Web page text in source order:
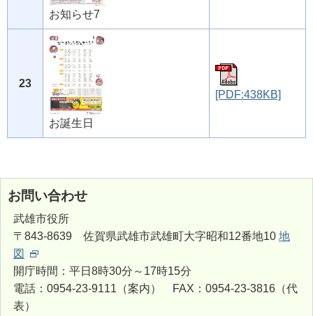
お知らせ7
23
お誕生日
[PDF:438KB]
お問い合わせ
武雄市役所
〒843-8639 佐賀県武雄市武雄町大字昭和12番地10 地
図
開庁時間：平日8時30分～17時15分
電話：0954-23-9111（案内） FAX：0954-23-3816（代
表）